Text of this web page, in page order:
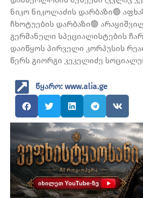
ნიკო ნიკოლაძის დარბაზი🟢
ჩხოტუების დარბაზი🟢
გერმანელი სპეციალისტების
დაიწყოს პირველი კორპუსის
წერს გიორგი კეკელიძე
წყარო: www.alia.ge